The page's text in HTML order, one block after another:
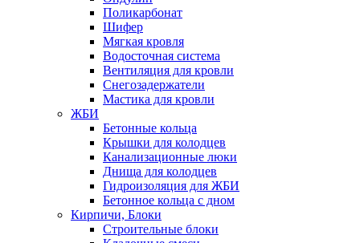
Поликарбонат
Шифер
Мягкая кровля
Водосточная система
Вентиляция для кровли
Снегозадержатели
Мастика для кровли
ЖБИ
Бетонные кольца
Крышки для колодцев
Канализационные люки
Днища для колодцев
Гидроизоляция для ЖБИ
Бетонное кольца с дном
Кирпичи, Блоки
Строительные блоки